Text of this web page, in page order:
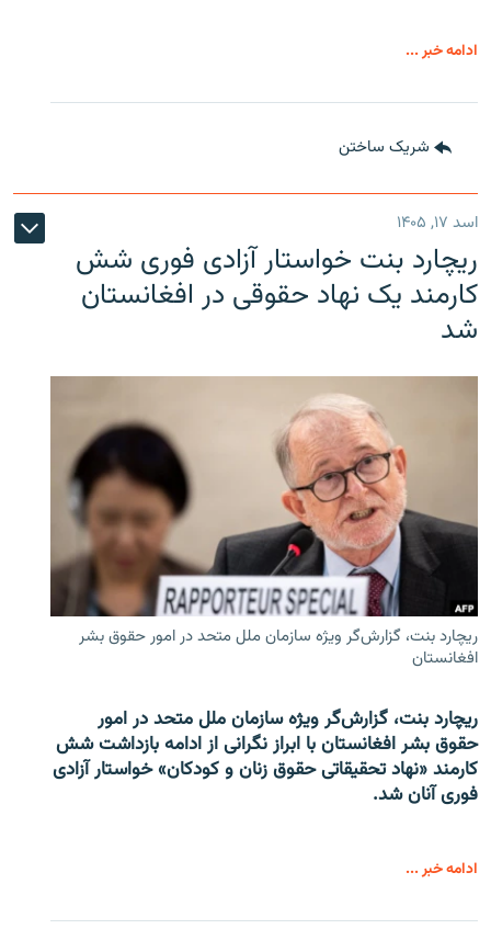
ادامه خبر ...
شریک ساختن
اسد ۱۷, ۱۴۰۵
ریچارد بنت خواستار آزادی فوری شش
کارمند یک نهاد حقوقی در افغانستان
شد
ریچارد بنت، گزارش‌گر ویژه سازمان ملل متحد در امور حقوق بشر
افغانستان
ریچارد بنت، گزارش‌گر ویژه سازمان ملل متحد در امور
حقوق بشر افغانستان با ابراز نگرانی از ادامه بازداشت شش
کارمند «نهاد تحقیقاتی حقوق زنان و کودکان» خواستار آزادی
فوری آنان شد.
ادامه خبر ...